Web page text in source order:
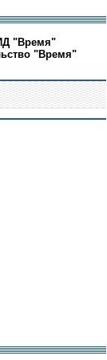
"Время"
"Время"